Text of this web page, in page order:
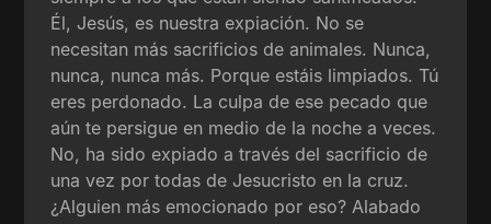
Él, Jesús, es nuestra expiación. No se
necesitan más sacrificios de animales. Nunca,
nunca, nunca más. Porque estáis limpiados. Tú
eres perdonado. La culpa de ese pecado que
aún te persigue en medio de la noche a veces.
No, ha sido expiado a través del sacrificio de
una vez por todas de Jesucristo en la cruz.
¿Alguien más emocionado por eso? Alabado